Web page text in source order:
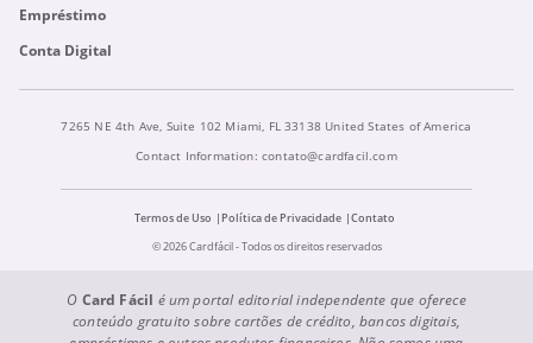
Empréstimo
Conta Digital
7265 NE 4th Ave, Suite 102 Miami, FL 33138 United States of America
Contact Information: contato@cardfacil.com
Termos de Uso Política de Privacidade
Contato
© 2026 Cardfácil - Todos os direitos reservados
O Card Fácil é um portal editorial independente que oferece
conteúdo gratuito sobre cartões de crédito, bancos digitais,